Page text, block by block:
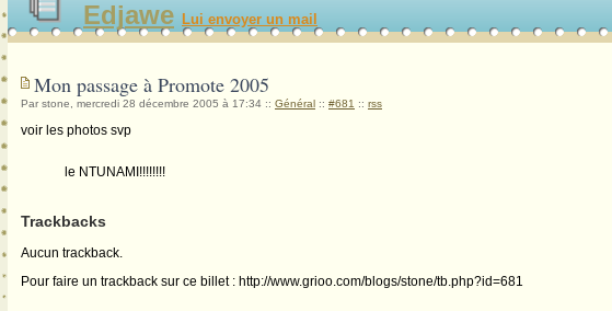
Edjawe Lui envoyer un mail
Mon passage à Promote 2005
Par stone, mercredi 28 décembre 2005 à 17:34 :: Général :: #681 :: rss
voir les photos svp
le NTUNAMI!!!!!!!!
Trackbacks
Aucun trackback.
Pour faire un trackback sur ce billet : http://www.grioo.com/blogs/stone/tb.php?id=681